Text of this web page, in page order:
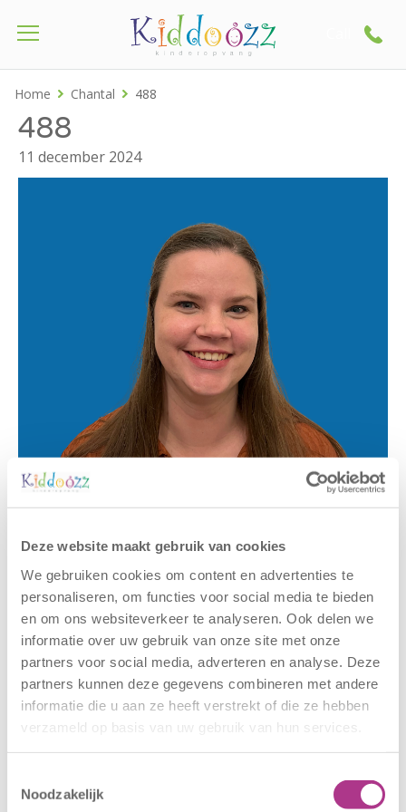
Deze website maakt gebruik van cookies
We gebruiken cookies om content en advertenties te
personaliseren, om functies voor social media te bieden
en om ons websiteverkeer te analyseren. Ook delen we
informatie over uw gebruik van onze site met onze
partners voor social media, adverteren en analyse. Deze
partners kunnen deze gegevens combineren met andere
informatie die u aan ze heeft verstrekt of die ze hebben
verzameld op basis van uw gebruik van hun services.
Noodzakelijk
Home Chantal 488
488
11 december 2024
Oldegaarde
CODE ROOD